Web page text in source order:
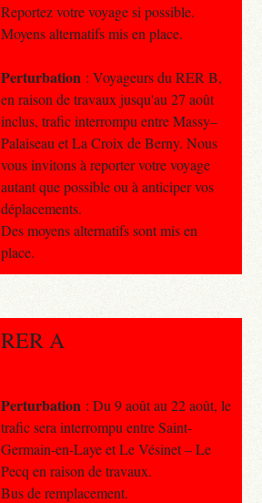
Reportez votre voyage si possible.
Moyens alternatifs mis en place.
Perturbation : Voyageurs du RER B,
en raison de travaux jusqu'au 27 août
inclus, trafic interrompu entre Massy–
Palaiseau et La Croix de Berny. Nous
vous invitons à reporter votre voyage
autant que possible ou à anticiper vos
déplacements.
Des moyens alternatifs sont mis en
place.
RER A
Perturbation : Du 9 août au 22 août, le
trafic sera interrompu entre Saint-
Germain-en-Laye et Le Vésinet – Le
Pecq en raison de travaux.
Bus de remplacement.